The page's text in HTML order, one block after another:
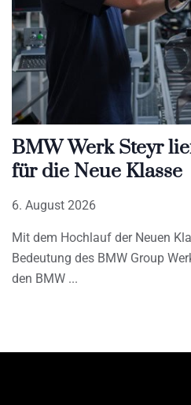
BMW Werk Steyr
für die Neue Klasse
6. August 2026
Mit dem Hochlauf der Neuen
Bedeutung des BMW Group
den BMW